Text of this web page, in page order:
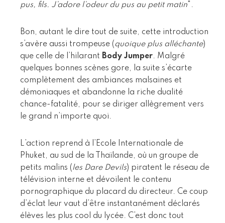
pus, fils. J’adore l’odeur du pus au petit matin ".
Bon, autant le dire tout de suite, cette introduction
s’avère aussi trompeuse (quoique plus alléchante)
que celle de l’hilarant Body Jumper. Malgré
quelques bonnes scènes gore, la suite s’écarte
complètement des ambiances malsaines et
démoniaques et abandonne la riche dualité
chance-fatalité, pour se diriger allègrement vers
le grand n’importe quoi.
L’action reprend à l’Ecole Internationale de
Phuket, au sud de la Thaïlande, où un groupe de
petits malins (les Dare Devils) piratent le réseau de
télévision interne et dévoilent le contenu
pornographique du placard du directeur. Ce coup
d’éclat leur vaut d’être instantanément déclarés
élèves les plus cool du lycée. C’est donc tout